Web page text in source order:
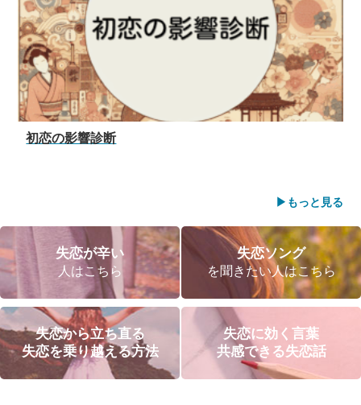
初恋の影響診断
▶︎もっと見る
失恋が辛い
人はこちら
失恋ソング
を聞きたい人はこちら
失恋から立ち直る
失恋を乗り越える方法
失恋に効く言葉
共感できる失恋話